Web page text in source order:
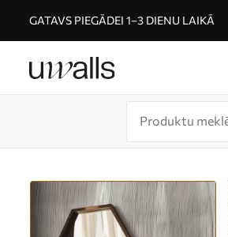
GATAVS PIEGĀDEI 1–3 DIENU LAIKĀ